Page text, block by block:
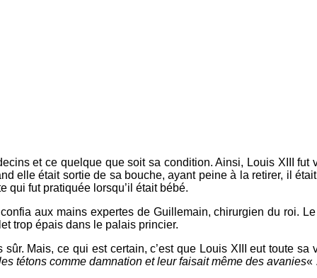
et ce quelque que soit sa condition. Ainsi, Louis XIII
elle était sortie de sa bouche, ayant peine à la retirer, il
qui fut pratiquée lorsqu’il était bébé.
aux mains expertes de Guillemain, chirurgien du roi.
trop épais dans le palais princier.
Mais, ce qui est certain, c’est que Louis XIII eut toute
tétons comme damnation et leur faisait même des avanies«